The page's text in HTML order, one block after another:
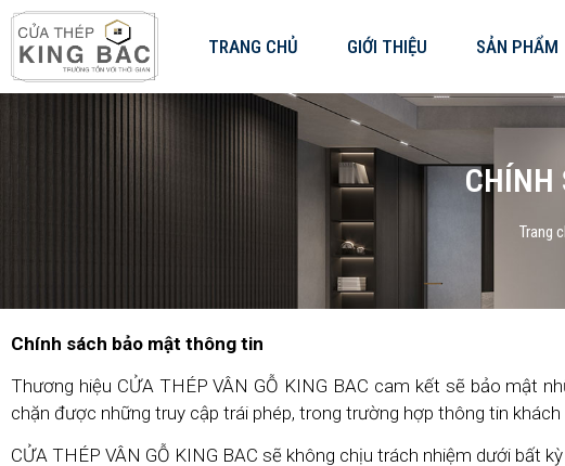
TRANG CHỦ GIỚI THIỆU SẢN PHẨM
CHÍNH
Trang
Chính sách bảo mật thông tin
Thương hiệu CỬA THÉP VÂN GỖ KING BAC cam kết sẽ bảo mật
chặn được những truy cập trái phép, trong trường hợp thông tin
CỬA THÉP VÂN GỖ KING BAC sẽ không chịu trách nhiệm dưới bất